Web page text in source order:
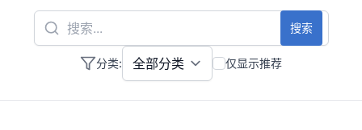
搜索
分类: 仅显示推荐